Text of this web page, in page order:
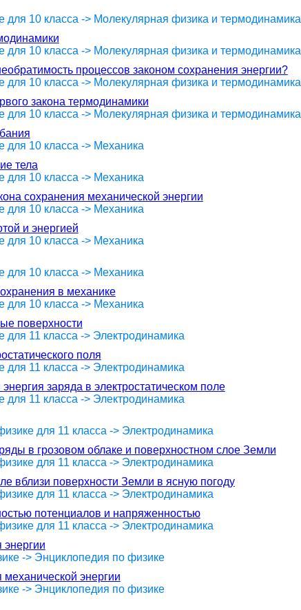
для 10 класса -> Молекулярная физика и термодинамика
для 10 класса -> Молекулярная физика и термодинамика
процессов законом сохранения энергии?
для 10 класса -> Молекулярная физика и термодинамика
закона термодинамики
для 10 класса -> Молекулярная физика и термодинамика
для 10 класса -> Механика
тела
для 10 класса -> Механика
сохранения механической энергии
для 10 класса -> Механика
и энергией
для 10 класса -> Механика
для 10 класса -> Механика
в механике
для 10 класса -> Механика
поверхности
для 11 класса -> Электродинамика
поля
для 11 класса -> Электродинамика
заряда в электростатическом поле
для 11 класса -> Электродинамика
для 11 класса -> Электродинамика
в грозовом облаке и поверхностном слое Земли
для 11 класса -> Электродинамика
вблизи поверхности Земли в ясную погоду
для 11 класса -> Электродинамика
потенциалов и напряженностью
для 11 класса -> Электродинамика
энергии
-> Энциклопедия по физике
энергии
-> Энциклопедия по физике